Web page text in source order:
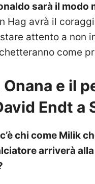
sarà il
Hag avrà il
attento a non
come
e il
Endt a
chi come Milik
arriverà